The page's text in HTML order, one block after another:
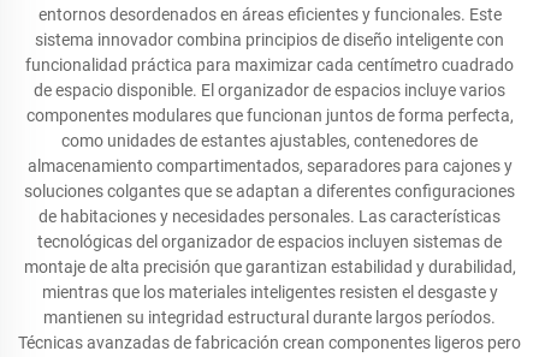
entornos desordenados en áreas eficientes y funcionales. Este
sistema innovador combina principios de diseño inteligente con
funcionalidad práctica para maximizar cada centímetro cuadrado
de espacio disponible. El organizador de espacios incluye varios
componentes modulares que funcionan juntos de forma perfecta,
como unidades de estantes ajustables, contenedores de
almacenamiento compartimentados, separadores para cajones y
soluciones colgantes que se adaptan a diferentes configuraciones
de habitaciones y necesidades personales. Las características
tecnológicas del organizador de espacios incluyen sistemas de
montaje de alta precisión que garantizan estabilidad y durabilidad,
mientras que los materiales inteligentes resisten el desgaste y
mantienen su integridad estructural durante largos períodos.
Técnicas avanzadas de fabricación crean componentes ligeros pero